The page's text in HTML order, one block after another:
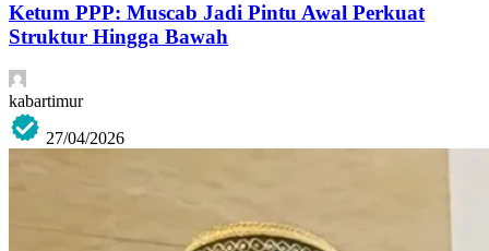
Ketum PPP: Muscab Jadi Pintu Awal Perkuat
Struktur Hingga Bawah
kabartimur
27/04/2026